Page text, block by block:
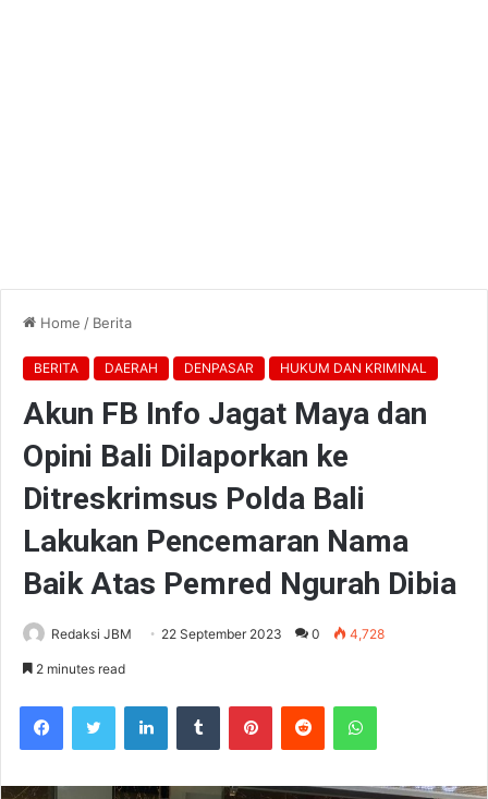
Home / Berita
BERITA DAERAH DENPASAR HUKUM DAN KRIMINAL
Akun FB Info Jagat Maya dan
Opini Bali Dilaporkan ke
Ditreskrimsus Polda Bali
Lakukan Pencemaran Nama
Baik Atas Pemred Ngurah Dibia
Redaksi JBM 22 September 2023 0 4,728
2 minutes read